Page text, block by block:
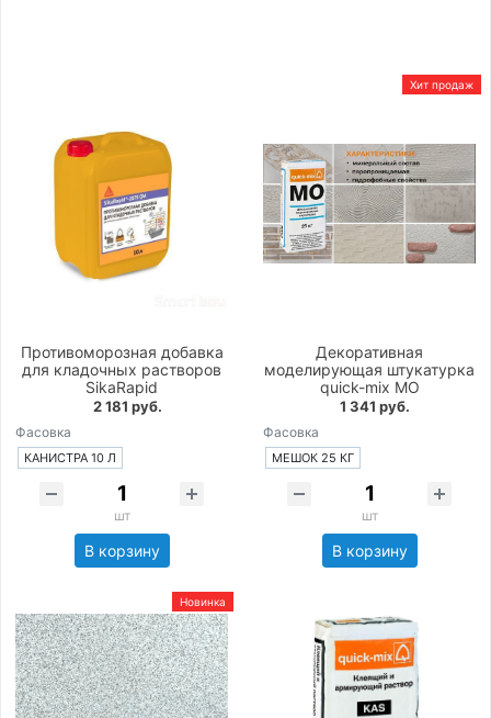
Противоморозная добавка
для кладочных растворов
SikaRapid
2 181 руб.
Фасовка
КАНИСТРА 10 Л
шт
В корзину
Хит продаж
Декоративная
моделирующая штукатурка
quick-mix MO
1 341 руб.
Фасовка
МЕШОК 25 КГ
шт
В корзину
Новинка